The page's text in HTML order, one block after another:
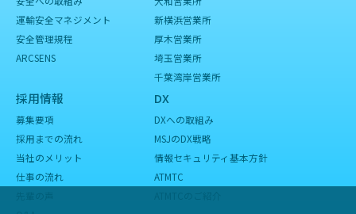
運輸安全マネジメント
安全管理規程
ARCSENS
新横浜営業所
厚木営業所
埼玉営業所
千葉湾岸営業所
採用情報
募集要項
採用までの流れ
当社のメリット
仕事の流れ
DX
DXへの取組み
MSJのDX戦略
情報セキュリティ基本方針
ATMTC